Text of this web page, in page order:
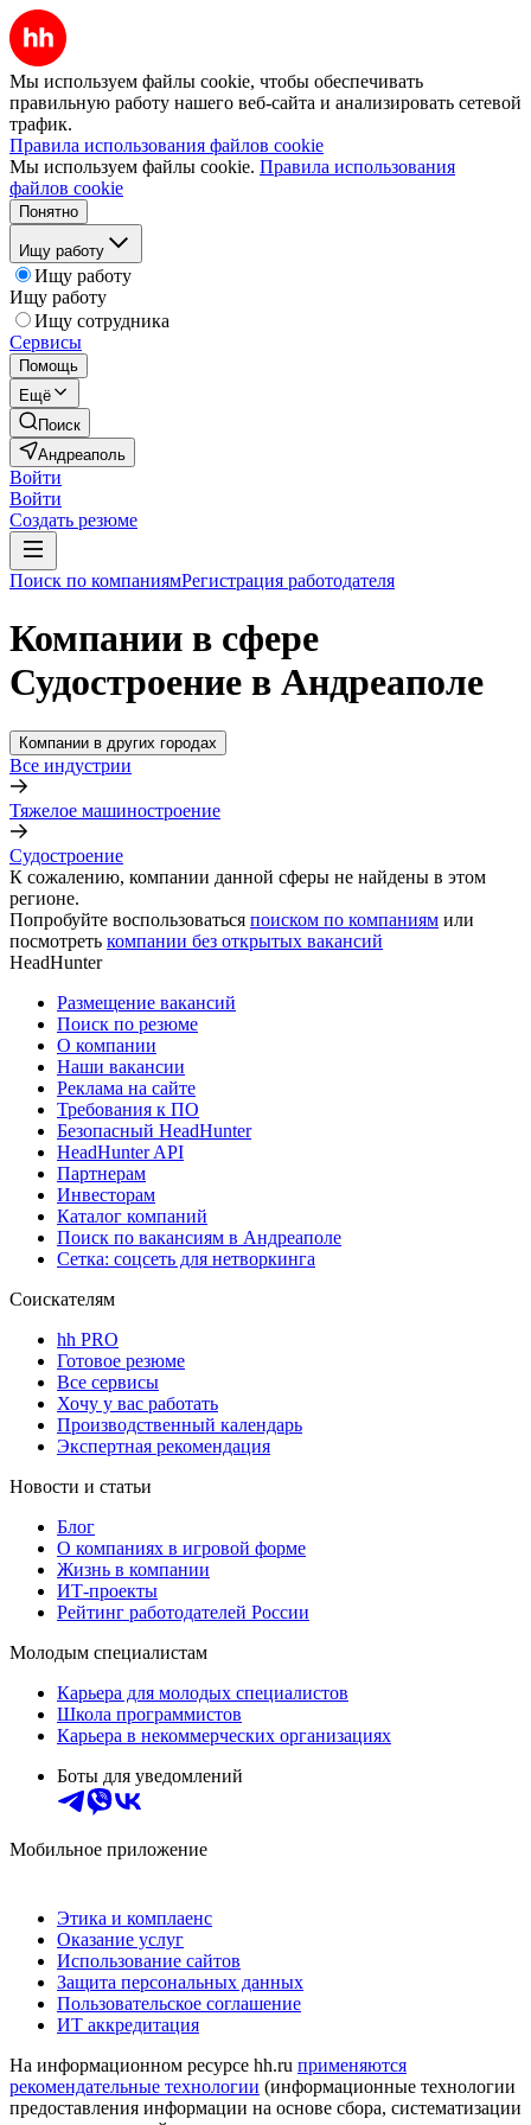
Мы используем файлы cookie, чтобы обеспечивать
правильную работу нашего веб-сайта и анализировать сетевой
трафик.
Правила использования файлов cookie
Мы используем файлы cookie. Правила использования
файлов cookie
Понятно
Ищу работу
Ищу работу
Ищу работу
Ищу сотрудника
Сервисы
Помощь
Ещё
Поиск
Андреаполь
Войти
Войти
Создать резюме
Поиск по компаниямРегистрация работодателя
Компании в сфере
Судостроение в Андреаполе
Компании в других городах
Все индустрии
Тяжелое машиностроение
Судостроение
К сожалению, компании данной сферы не найдены в этом
регионе.
Попробуйте воспользоваться поиском по компаниям или
посмотреть компании без открытых вакансий
HeadHunter
Размещение вакансий
Поиск по резюме
О компании
Наши вакансии
Реклама на сайте
Требования к ПО
Безопасный HeadHunter
HeadHunter API
Партнерам
Инвесторам
Каталог компаний
Поиск по вакансиям в Андреаполе
Сетка: соцсеть для нетворкинга
Соискателям
hh PRO
Готовое резюме
Все сервисы
Хочу у вас работать
Производственный календарь
Экспертная рекомендация
Новости и статьи
Блог
О компаниях в игровой форме
Жизнь в компании
ИТ-проекты
Рейтинг работодателей России
Молодым специалистам
Карьера для молодых специалистов
Школа программистов
Карьера в некоммерческих организациях
Боты для уведомлений
Мобильное приложение
Этика и комплаенс
Оказание услуг
Использование сайтов
Защита персональных данных
Пользовательское соглашение
ИТ аккредитация
На информационном ресурсе hh.ru применяются
рекомендательные технологии (информационные технологии
предоставления информации на основе сбора, систематизации